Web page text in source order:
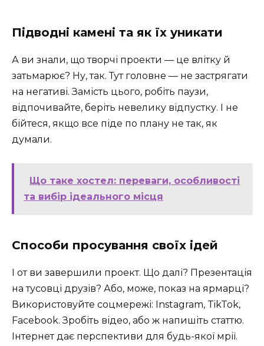
Підводні камені та як їх уникати
А ви знали, що творчі проекти — це влітку й
затьмарює? Ну, так. Тут головне — не застрягати
на негативі. Замість цього, робіть паузи,
відпочивайте, беріть невелику відпустку. І не
бійтеся, якщо все піде по плану не так, як
думали.
Що таке хостел: переваги, особливості
та вибір ідеального місця
Способи просування своїх ідей
І от ви завершили проект. Що далі? Презентація
на тусовці друзів? Або, може, показ на ярмарці?
Використовуйте соцмережі: Instagram, TikTok,
Facebook. Зробіть відео, або ж напишіть статтю.
Інтернет дає перспективи для будь-якої мрії.